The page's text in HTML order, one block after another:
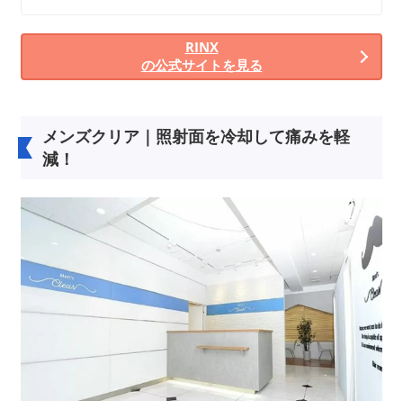
RINX
の公式サイトを見る
メンズクリア｜照射面を冷却して痛みを軽
減！